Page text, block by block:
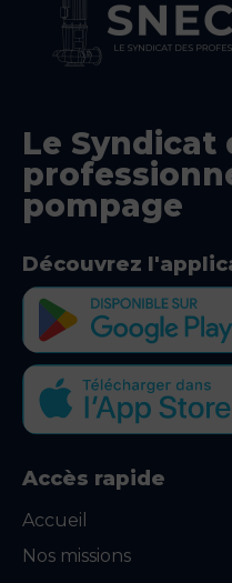
Le Syndicat
pompage
Découvrez
Accès rapide
Accueil
Nos missions